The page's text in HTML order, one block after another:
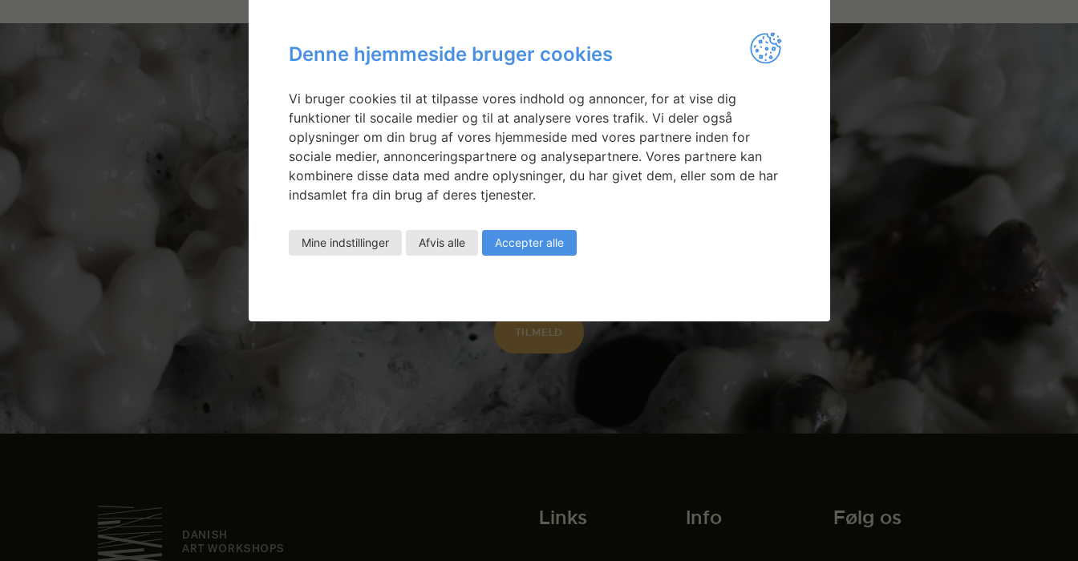
Nyhedsbrev
Få ansøgningsfrister, arrangementer og
Links Info Følg os
Denne hjemmeside bruger cookies
Vi bruger cookies til at tilpasse vores indhold og annoncer, for at vise dig
funktioner til socaile medier og til at analysere vores trafik. Vi deler også
oplysninger om din brug af vores hjemmeside med vores partnere inden for
sociale medier, annonceringspartnere og analysepartnere. Vores partnere kan
kombinere disse data med andre oplysninger, du har givet dem, eller som de har
indsamlet fra din brug af deres tjenester.
Mine indstillinger Afvis alle Accepter alle